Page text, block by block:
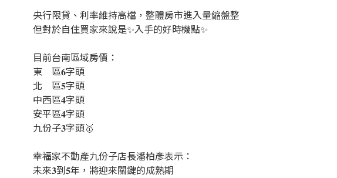
央行限貸、利率維持高檔，整體房市進入量縮盤整
但對於自住買家來說是✨入手的好時機點✨
目前台南區域房價：
東 區𝟔字頭
北 區𝟓字頭
中西區𝟒字頭
安平區𝟒字頭
九份子𝟑字頭🥇
幸福家不動產九份子店長潘柏彥表示：
未來𝟑到𝟓年，將迎來關鍵的成熟期